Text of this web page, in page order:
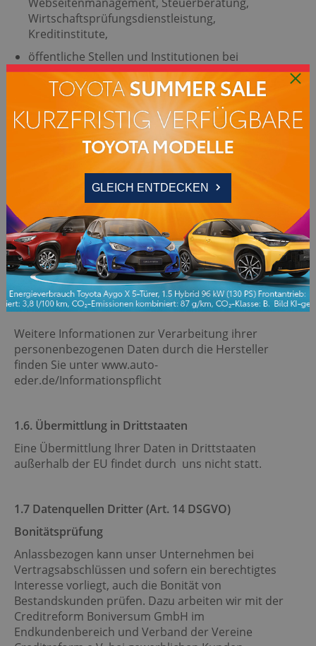
Wirtschaftsprüfungsdienstleistung,
Kreditinstitute,
öffentliche Stellen und Institutionen bei
Vorliegen einer gesetzlichen oder behördlichen
Verpflichtung, nach denen wir zur Auskunft,
Meldung oder Weitergabe von Daten
verpflichtet sind oder die Datenweitergabe im
Stellen und Institutionen aufgrund unseres
berechtigten Interesses von uns oder dritten (z.
B. an Behörden, Auskunfteien, Inkasso,
Rechtsanwälte, Gerichte, Gutachter,
konzernangehörige Unternehmen und Gremien
und Kontrollinstanzen, Tochtergesellschaften,
Hersteller),
sonstige Stellen, für die Sie uns Ihre Einwilligung
zur Datenübermittlung erteilt haben
Weitere Informationen zur Verarbeitung ihrer
personenbezogenen Daten durch die Hersteller
finden Sie unter www.auto-
eder.de/Informationspflicht
​​​​​​​​​​​​​​1.6. Übermittlung in Drittstaaten
Eine Übermittlung Ihrer Daten in Drittstaaten
außerhalb der EU findet durch uns nicht statt.
​​​​​​​​​​​​​​1.7 Datenquellen Dritter (Art. 14 DSGVO)
Bonitätsprüfung
Anlassbezogen kann unser Unternehmen bei
Vertragsabschlüssen und sofern ein berechtigtes
Interesse vorliegt, auch die Bonität von
Bestandskunden prüfen. Dazu arbeiten wir mit der
Creditreform Boniversum GmbH im
Endkundenbereich und Verband der Vereine
GLEICH ENTDECKEN